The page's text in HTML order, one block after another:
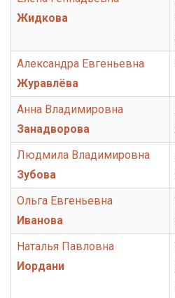
Жидкова
Александра Евгеньевна
Журавлёва
Анна Владимировна
Занадворова
Людмила Владимировна
Зубова
Ольга Евгеньевна
Иванова
Наталья Павловна
Иордани